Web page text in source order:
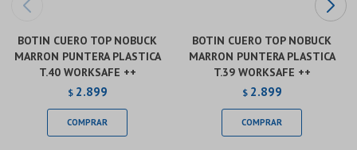
BOTIN CUERO TOP NOBUCK
MARRON PUNTERA PLASTICA
T.40 WORKSAFE ++
$ 2.899
BOTIN CUERO TOP NOBUCK
MARRON PUNTERA PLASTICA
T.39 WORKSAFE ++
$ 2.899